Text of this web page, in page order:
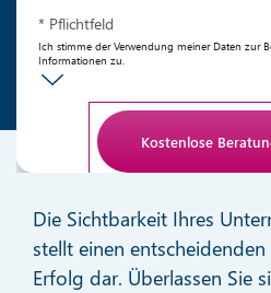
* Pflichtfeld
Ich stimme der Verwendung meiner Daten zur
Informationen zu.
Hier klicken
Friendly
Die Sichtbarkeit Ihres
stellt einen
Erfolg dar. Überlassen Sie